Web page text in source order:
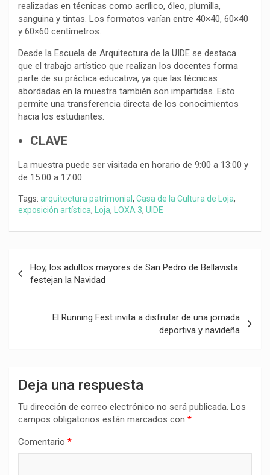
realizadas en técnicas como acrílico, óleo, plumilla,
sanguina y tintas. Los formatos varían entre 40×40, 60×40
y 60×60 centímetros.
Desde la Escuela de Arquitectura de la UIDE se destaca
que el trabajo artístico que realizan los docentes forma
parte de su práctica educativa, ya que las técnicas
abordadas en la muestra también son impartidas. Esto
permite una transferencia directa de los conocimientos
hacia los estudiantes.
CLAVE
La muestra puede ser visitada en horario de 9:00 a 13:00 y
de 15:00 a 17:00.
Tags: arquitectura patrimonial, Casa de la Cultura de Loja,
exposición artística, Loja, LOXA 3, UIDE
de
entradas
Hoy, los adultos mayores de San Pedro de Bellavista
festejan la Navidad
El Running Fest invita a disfrutar de una jornada
deportiva y navideña
Deja una respuesta
Tu dirección de correo electrónico no será publicada. Los
campos obligatorios están marcados con *
Comentario *